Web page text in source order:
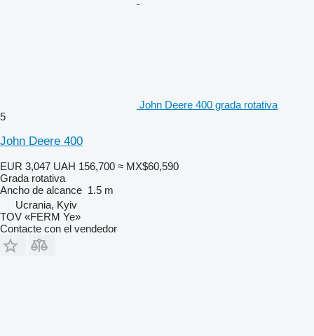
John Deere 400 grada rotativa
5
John Deere 400
EUR 3,047 UAH 156,700 ≈ MX$60,590
Grada rotativa
Ancho de alcance 1.5 m
Ucrania, Kyiv
TOV «FERM Ye»
Contacte con el vendedor